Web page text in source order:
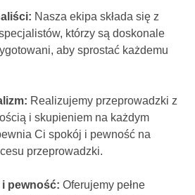
Nasza ekipa składa się z
którzy są doskonale
aby sprostać każdemu
Realizujemy przeprowadzki z
i skupieniem na każdym
Ci spokój i pewność na
przeprowadzki.
i pewność:Oferujemy pełne